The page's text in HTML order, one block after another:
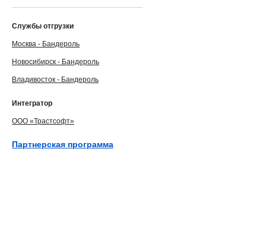
Службы отгрузки
Москва - Бандероль
Новосибирск - Бандероль
Владивосток - Бандероль
Интегратор
ООО «Трастсофт»
Партнерская программа